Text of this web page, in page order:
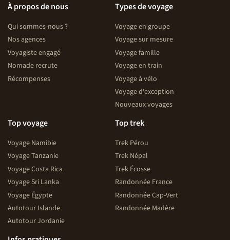
À propos de nous
Qui sommes-nous ?
Nos agences
Voyagiste engagé
Nomade recrute
Récompenses
Types de voyage
Voyage en groupe
Voyage sur mesure
Voyage famille
Voyage en train
Voyage à vélo
Voyage d'exception
Nouveaux voyages
Top voyage
Voyage Namibie
Voyage Tanzanie
Voyage Costa Rica
Voyage Sri Lanka
Voyage Égypte
Autotour Islande
Autotour Jordanie
Top trek
Trek Pérou
Trek Népal
Trek Écosse
Randonnée France
Randonnée Cap-Vert
Randonnée Madère